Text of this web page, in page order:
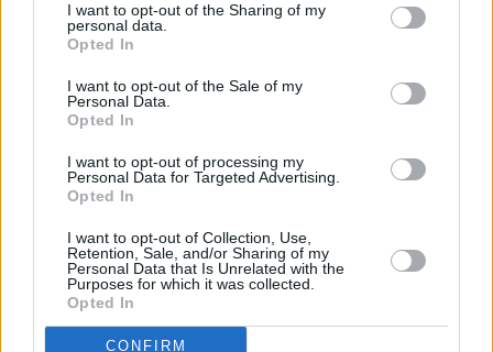
I want to opt-out of the Sharing of my
personal data.
Opted In
I want to opt-out of the Sale of my
Personal Data.
Opted In
I want to opt-out of processing my
Personal Data for Targeted Advertising.
Opted In
I want to opt-out of Collection, Use,
Retention, Sale, and/or Sharing of my
Personal Data that Is Unrelated with the
Purposes for which it was collected.
Opted In
CONFIRM
Lokakuussa Marraskuussa
Kiinnostavatko sademäärät?
Katso miten paljon
aikaisempina vuosina.
Elokuun keskilämpötila Tangerissa 10
vuoden tarkastelujaksolla
Mikä on Tangerin tavanomainen lämpötila elokuussa.
Vuorokauden
keskilämpötila